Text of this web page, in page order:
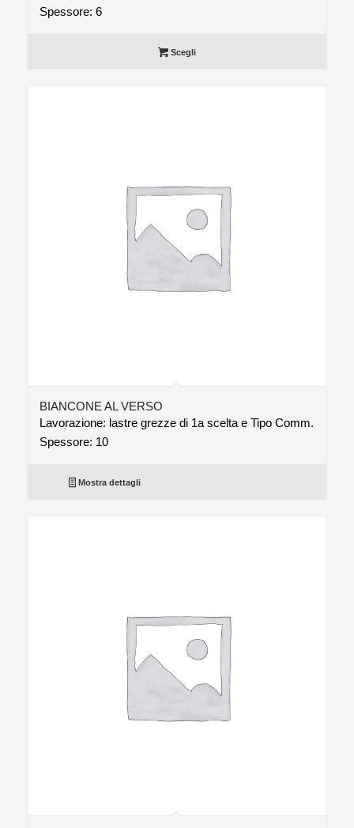
Spessore: 6
Scegli
BIANCONE AL VERSO
Lavorazione: lastre grezze di 1a scelta e Tipo Comm.
Spessore: 10
Mostra dettagli